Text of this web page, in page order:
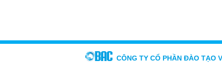
CÔNG TY CỔ PHẦN ĐÀO TẠO